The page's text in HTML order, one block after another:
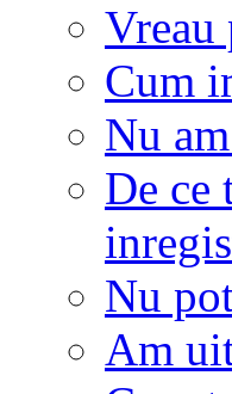
Vreau
Cum
Nu
De ce
Nu
Am